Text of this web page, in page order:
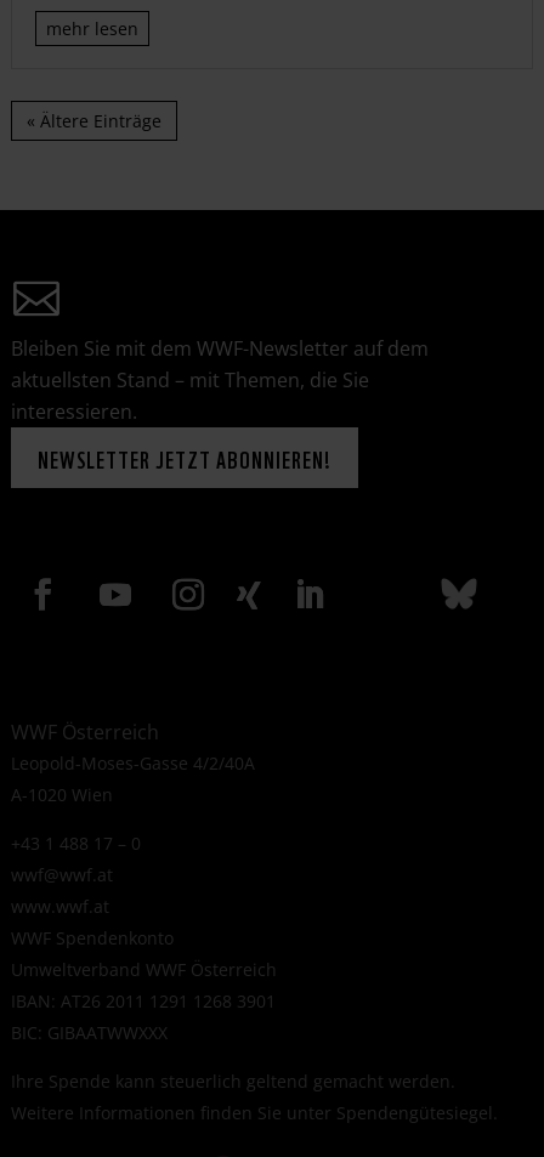
mehr lesen
« Ältere Einträge
Bleiben Sie mit dem WWF-Newsletter auf dem
aktuellsten Stand – mit Themen, die Sie
interessieren.
NEWSLETTER JETZT ABONNIEREN!
WWF Österreich
Leopold-Moses-Gasse 4/2/40A
A-1020 Wien
+43 1 488 17 – 0
wwf@wwf.at
www.wwf.at
WWF Spendenkonto
Umweltverband WWF Österreich
IBAN: AT26 2011 1291 1268 3901
BIC: GIBAATWWXXX
Ihre Spende kann steuerlich geltend gemacht werden.
Weitere Informationen finden Sie unter Spendengütesiegel